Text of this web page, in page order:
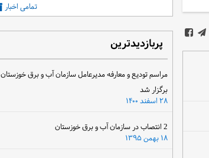
تمامی اخبار
پربازدیدترین
مراسم تودیع و معارفه مدیرعامل سازمان آب و برق خوزستان
برگزار شد
۲۸ اسفند ۱۴۰۰
2 انتصاب در سازمان آب و برق خوزستان
۱۸ بهمن ۱۳۹۵